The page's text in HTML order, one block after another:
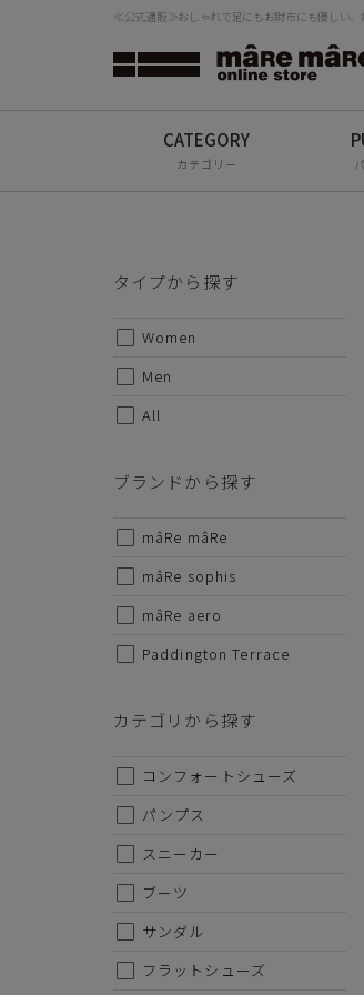
≪公式通販≫おしゃれで足にもお財布にも優しい、
カテゴリー
タイプから探す
Women
Men
All
ブランドから探す
mâRe mâRe
mâRe sophis
mâRe aero
Paddington Terrace
カテゴリから探す
コンフォートシューズ
パンプス
スニーカー
ブーツ
サンダル
フラットシューズ
タイプから探す
Women
All
22.5cm
24cm